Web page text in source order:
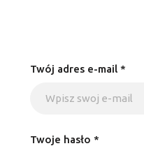
Twój adres e-mail *
Twoje hasło *